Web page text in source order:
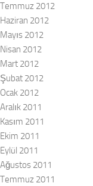
Temmuz 2012
Haziran 2012
Mayıs 2012
Nisan 2012
Mart 2012
Şubat 2012
Ocak 2012
Aralık 2011
Kasım 2011
Ekim 2011
Eylül 2011
Ağustos 2011
Temmuz 2011